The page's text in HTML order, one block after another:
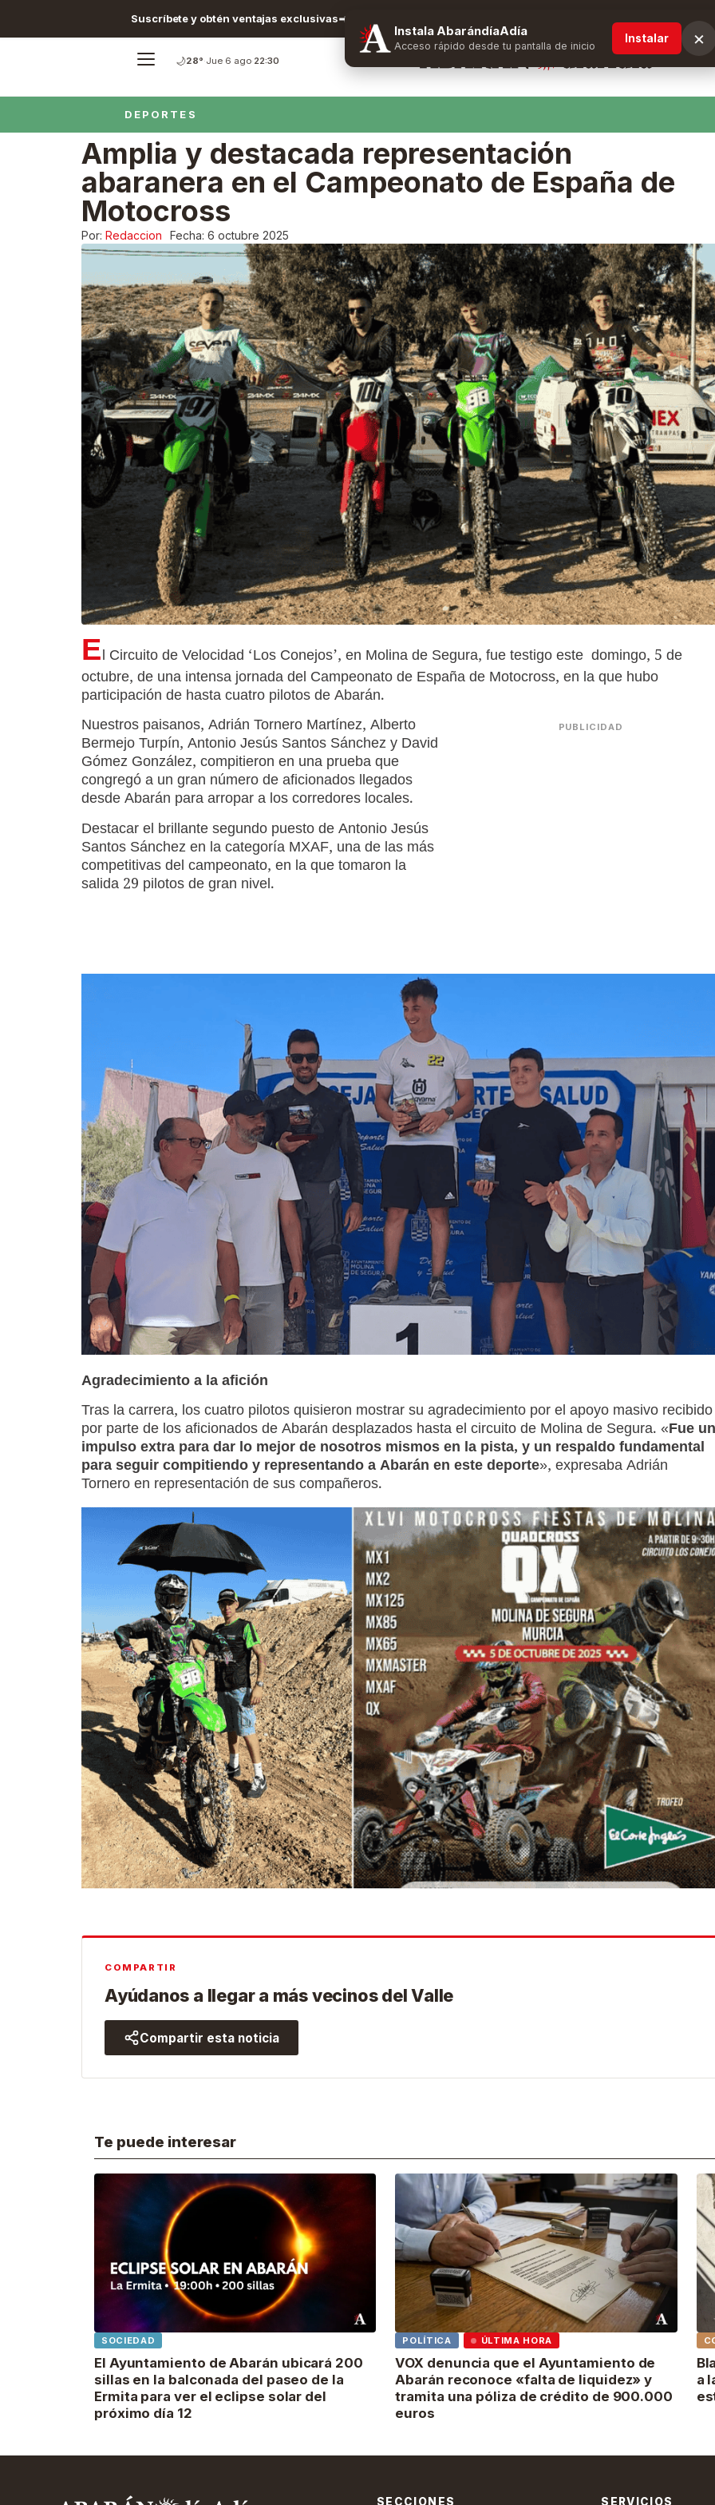
Suscríbete y obtén ventajas exclusivas
🌙28°·Jue 6 ago·22:30
DEPORTES
Amplia y destacada representación
abaranera en el Campeonato de España de
Motocross
Por: Redaccion Fecha: 6 octubre 2025
El Circuito de Velocidad ‘Los Conejos’, en Molina de Segura, fue testigo este domingo, 5 de
octubre, de una intensa jornada del Campeonato de España de Motocross, en la que hubo
participación de hasta cuatro pilotos de Abarán.
PUBLICIDAD
Nuestros paisanos, Adrián Tornero Martínez, Alberto
Bermejo Turpín, Antonio Jesús Santos Sánchez y David
Gómez González, compitieron en una prueba que
congregó a un gran número de aficionados llegados
desde Abarán para arropar a los corredores locales.
Destacar el brillante segundo puesto de Antonio Jesús
Santos Sánchez en la categoría MXAF, una de las más
competitivas del campeonato, en la que tomaron la
salida 29 pilotos de gran nivel.
Agradecimiento a la afición
Tras la carrera, los cuatro pilotos quisieron mostrar su agradecimiento por el apoyo masivo recibido
por parte de los aficionados de Abarán desplazados hasta el circuito de Molina de Segura. «Fue un
impulso extra para dar lo mejor de nosotros mismos en la pista, y un respaldo fundamental
para seguir compitiendo y representando a Abarán en este deporte», expresaba Adrián
Tornero en representación de sus compañeros.
COMPARTIR
Ayúdanos a llegar a más vecinos del Valle
Compartir esta noticia
Te puede interesar
SOCIEDAD
El Ayuntamiento de Abarán ubicará 200
sillas en la balconada del paseo de la
Ermita para ver el eclipse solar del
próximo día 12
POLÍTICA ÚLTIMA HORA
VOX denuncia que el Ayuntamiento de
Abarán reconoce «falta de liquidez» y
tramita una póliza de crédito de 900.000
euros
a
SECCIONES SERVICIOS
Instala AbarándíaAdía
Acceso rápido desde tu pantalla de inicio
Instalar ×